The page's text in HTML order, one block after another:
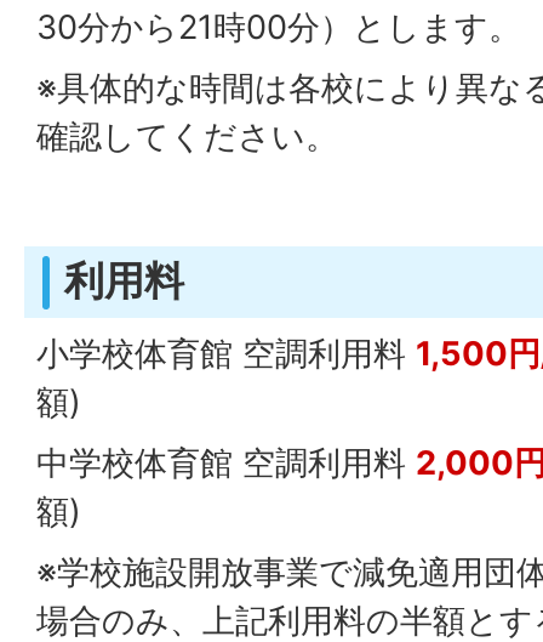
30分から21時00分）とします。
※具体的な時間は各校により異な
確認してください。
利用料
小学校体育館 空調利用料 1,500
額)
中学校体育館 空調利用料 2,000
額)
※学校施設開放事業で減免適用団
場合のみ、上記利用料の半額とす